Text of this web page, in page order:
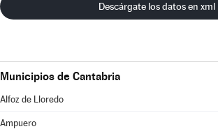
Descárgate los datos en xml
Municipios de Cantabria
Alfoz de Lloredo
Ampuero